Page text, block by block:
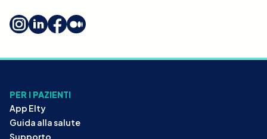
PER I PAZIENTI
App Elty
Guida alla salute
Supporto